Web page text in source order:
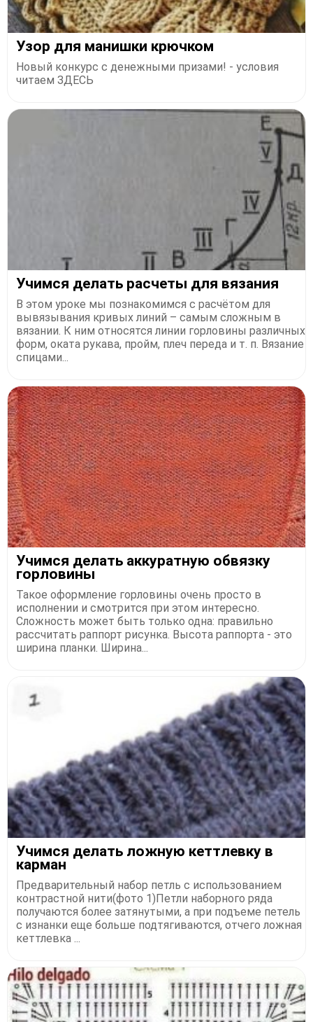
Узор для манишки крючком
Новый конкурс с денежными призами! - условия
читаем ЗДЕСЬ
Учимся делать расчеты для вязания
В этом уроке мы познакомимся с расчётом для
вывязывания кривых линий – самым сложным в
вязании. К ним относятся линии горловины различных
форм, оката рукава, пройм, плеч переда и т. п. Вязание
спицами...
Учимся делать аккуратную обвязку
горловины
Такое оформление горловины очень просто в
исполнении и смотрится при этом интересно.
Сложность может быть только одна: правильно
рассчитать раппорт рисунка. Высота раппорта - это
ширина планки. Ширина...
Учимся делать ложную кеттлевку в
карман
Предварительный набор петль с использованием
контрастной нити(фото 1)Петли наборного ряда
получаются более затянутыми, а при подъеме петель
с изнанки еще больше подтягиваются, отчего ложная
кеттлевка ...